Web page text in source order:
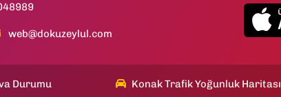
web@dokuzeylul.com
Durumu Konak Trafik Yoğunluk Haritası